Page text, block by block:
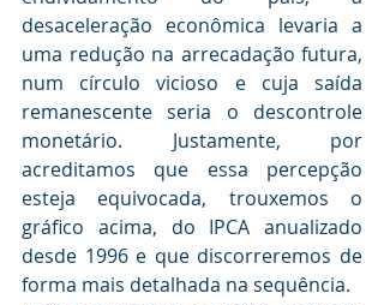
desaceleração econômica levaria a
uma redução na arrecadação futura,
num círculo vicioso e cuja saída
remanescente seria o descontrole
monetário. Justamente, por
acreditamos que essa percepção
esteja equivocada, trouxemos o
gráfico acima, do IPCA anualizado
desde 1996 e que discorreremos de
forma mais detalhada na sequência.